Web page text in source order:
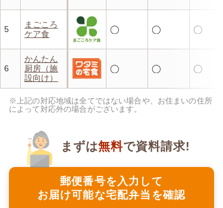
5
まごころ
ケア食
◯ ◯ ◯
6
かんたん
厨房（施
設向け）
◯ ◯ ◯
※上記の対応地域は全てではない場合や、お住まいの住所
によって対応外の場合がございます。
郵便番号を入力して
お届け可能な宅配弁当を確認
まずは無料で資料請求!